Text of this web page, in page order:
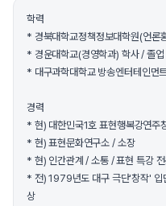
학력
* 경북대학교정책정보대학원(언론
* 경운대학교(경영학과) 학사 / 졸업
* 대구과학대학교 방송엔터테인먼
경력
* 현) 대한민국1호 표현행복강연주
* 현) 표현문화연구소 / 소장
* 현) 인간관계 / 소통 / 표현 특강
* 전) 1979년도 대구 극단'창작' 입
상